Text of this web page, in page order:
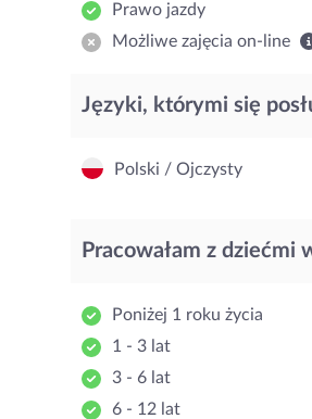
Prawo jazdy
Możliwe zajęcia on-line
Języki, którymi się
Polski / Ojczysty
Pracowałam z dziećmi
Poniżej 1 roku życia
1 - 3 lat
3 - 6 lat
6 - 12 lat